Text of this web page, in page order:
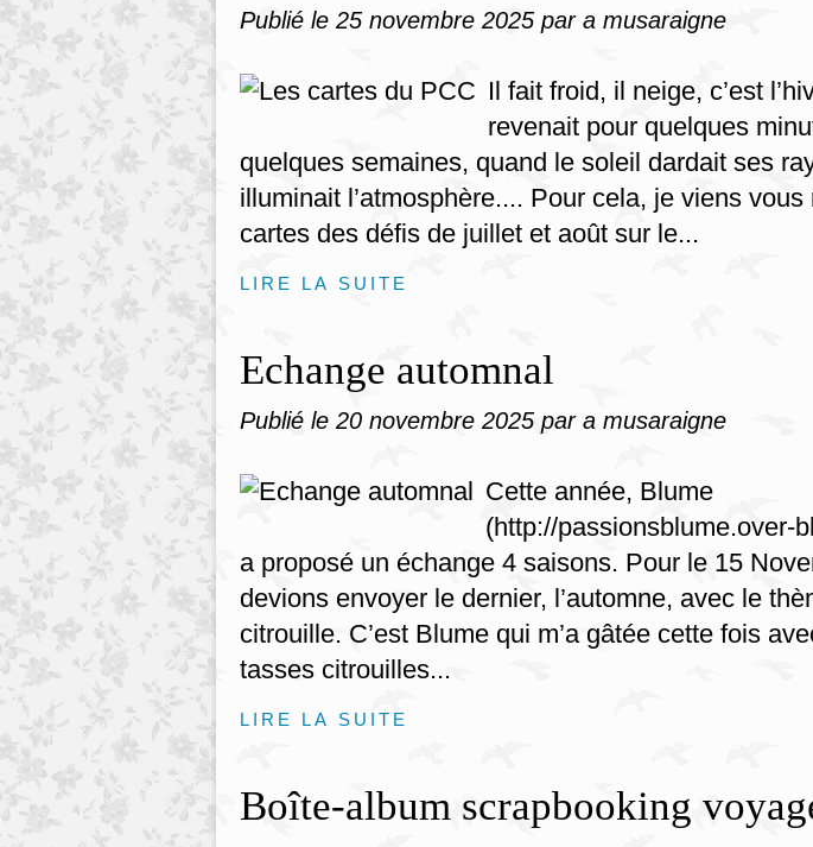
Publié le 25 novembre 2025 par a musaraigne
Il fait froid, il neige, c’est
revenait pour quelques
quelques semaines, quand le soleil dardait ses
illuminait l’atmosphère.... Pour cela, je viens vous
cartes des défis de juillet et août sur le...
LIRE LA SUITE
Echange automnal
Publié le 20 novembre 2025 par a musaraigne
Cette année, Blume
(http://passionsblume.over-
a proposé un échange 4 saisons. Pour le 15
devions envoyer le dernier, l’automne, avec le
citrouille. C’est Blume qui m’a gâtée cette fois
tasses citrouilles...
LIRE LA SUITE
Boîte-album scrapbooking